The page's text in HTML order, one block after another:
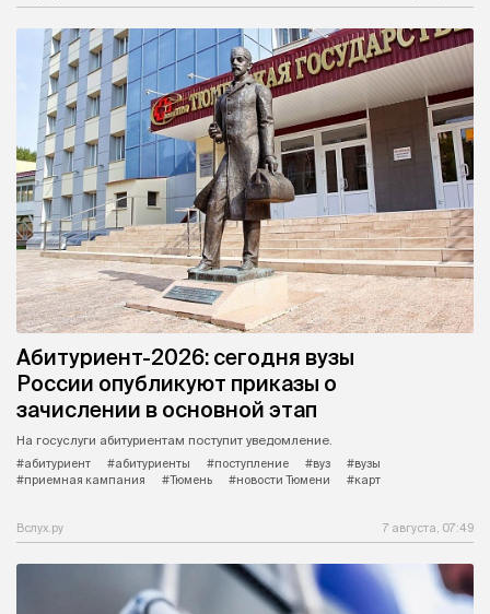
Абитуриент-2026: сегодня вузы
России опубликуют приказы о
зачислении в основной этап
На госуслуги абитуриентам поступит уведомление.
#абитуриент
#абитуриенты #поступление #вуз
#вузы
#приемная кампания
#Тюмень #новости Тюмени #карт
Вслух.ру 7 августа, 07:49